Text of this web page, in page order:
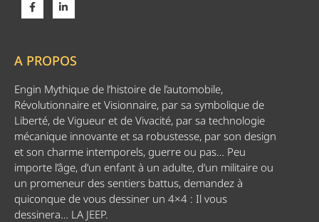
A PROPOS
Engin Mythique de l’histoire de l’automobile,
Révolutionnaire et Visionnaire, par sa symbolique de
Liberté, de Vigueur et de Vivacité, par sa technologie
mécanique innovante et sa robustesse, par son design
et son charme intemporels, guerre ou pas… Peu
importe l’âge, d’un enfant à un adulte, d’un militaire ou
un promeneur des sentiers battus, demandez à
quiconque de vous dessiner un 4×4 : Il vous
dessinera… LA JEEP.